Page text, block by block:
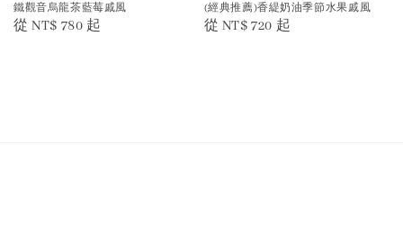
鐵觀音烏龍茶藍莓戚風
Regular
從NT$ 780 起
(經典推薦)香緹奶油季節水果戚風
Regular
從 NT$ 720 起